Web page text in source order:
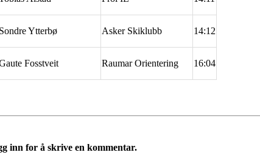
Sondre Ytterbø Asker Skiklubb 14:12
Fosstveit Raumar Orientering 16:04
inn for å skrive en kommentar.